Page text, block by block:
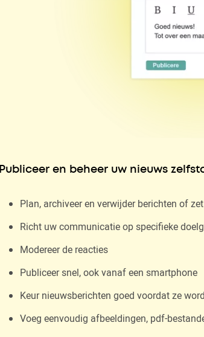
Publiceer en beheer uw nieuws
Plan, archiveer en verwijder berichten of
Richt uw communicatie op specifieke
Modereer de reacties
Publiceer snel, ook vanaf een smartphone
Keur nieuwsberichten goed voordat ze
Voeg eenvoudig afbeeldingen, pdf-